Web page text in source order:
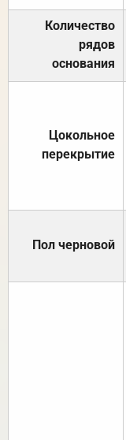
Количество
рядов
основания
Цокольное
перекрытие
Пол черновой